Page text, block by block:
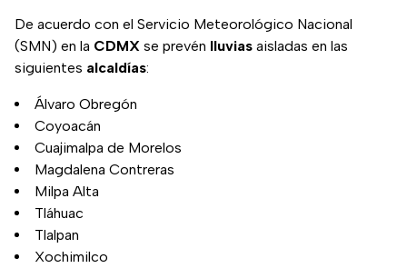
De acuerdo con el Servicio Meteorológico Nacional
(SMN) en la CDMX se prevén lluvias aisladas en las
siguientes alcaldías:
Álvaro Obregón
Coyoacán
Cuajimalpa de Morelos
Magdalena Contreras
Milpa Alta
Tláhuac
Tlalpan
Xochimilco